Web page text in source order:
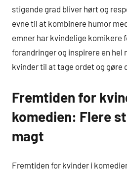
stigende grad bliver hørt og
evne til at kombinere humor
emner har kvindelige komikere
forandringer og inspirere en hel
kvinder til at tage ordet og gøre
Fremtiden for
komedien: Flere
magt
Fremtiden for kvinder i